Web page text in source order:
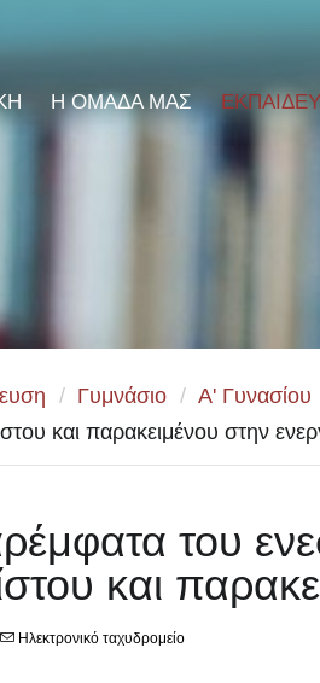
Η ΟΜΑΔΑ ΜΑΣ
/ Γυμνάσιο / Α' Γυνασίου
και παρακειμένου στην
του
και
Ηλεκτρονικό ταχυδρομείο